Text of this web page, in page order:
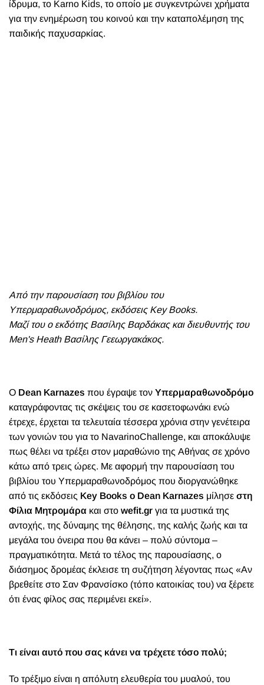
ίδρυμα, το Karno Kids, το οποίο με συγκεντρώνει χρήματα
για την ενημέρωση του κοινoύ και την καταπολέμηση της
παιδικής παχυσαρκίας.
Από την παρουσίαση του βιβλίου του
Υπερμαραθωνοδρόμος, εκδόσεις Key Books.
Μαζί του ο εκδότης Βασίλης Βαρδάκας και διευθυντής του
Men's Heath Βασίλης Γεεωργακάκος.
Ο Dean Karnazes που έγραψε τον Υπερμαραθωνοδρόμο
καταγράφοντας τις σκέψεις του σε κασετοφωνάκι ενώ
έτρεχε, έρχεται τα τελευταία τέσσερα χρόνια στην γενέτειρα
των γονιών του για το NavarinoChallenge, και αποκάλυψε
πως θέλει να τρέξει στον μαραθώνιο της Αθήνας σε χρόνο
κάτω από τρεις ώρες. Με αφορμή την παρουσίαση του
βιβλίου του Υπερμαραθωνοδρόμος που διοργανώθηκε
από τις εκδόσεις Key Books ο Dean Karnazes μίλησε στη
Φίλια Μητρομάρα και στο wefit.gr για τα μυστικά της
αντοχής, της δύναμης της θέλησης, της καλής ζωής και τα
μεγάλα του όνειρα που θα κάνει – πολύ σύντομα –
πραγματικότητα. Μετά το τέλος της παρουσίασης, ο
διάσημος δρομέας έκλεισε τη συζήτηση λέγοντας πως «Αν
βρεθείτε στο Σαν Φρανσίσκο (τόπο κατοικίας του) να ξέρετε
ότι ένας φίλος σας περιμένει εκεί».
Τι είναι αυτό που σας κάνει να τρέχετε τόσο πολύ;
Το τρέξιμο είναι η απόλυτη ελευθερία του μυαλού, του